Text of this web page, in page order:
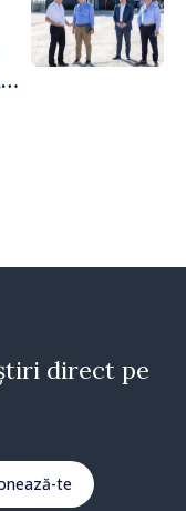
direct pe
te